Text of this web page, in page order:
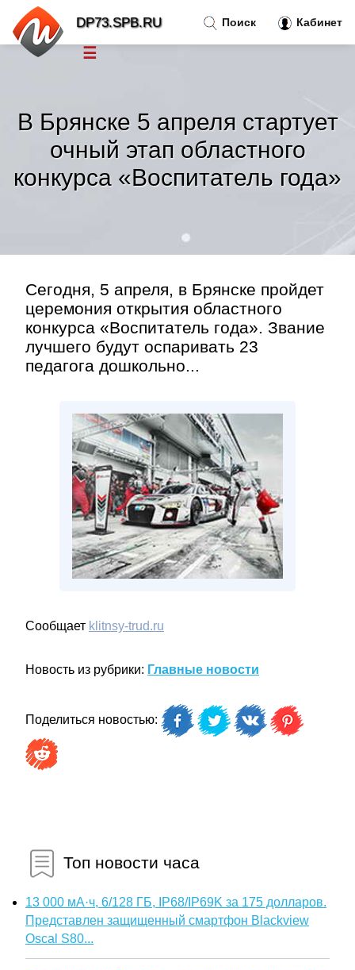
В Брянске 5 апреля стартует
очный этап областного
конкурса «Воспитатель года»
Сегодня, 5 апреля, в Брянске пройдет
церемония открытия областного
конкурса «Воспитатель года». Звание
лучшего будут оспаривать 23
педагога дошкольно...
Сообщает klitnsy-trud.ru
Новость из рубрики: Главные новости
Поделиться новостью:
Топ новости часа
13 000 мА·ч, 6/128 ГБ, IP68/IP69K за 175 долларов.
Представлен защищенный смартфон Blackview
Oscal S80...
Поиск Кабинет
DP73.SPB.RU
☰
Тренды новостей »
Рубрики»